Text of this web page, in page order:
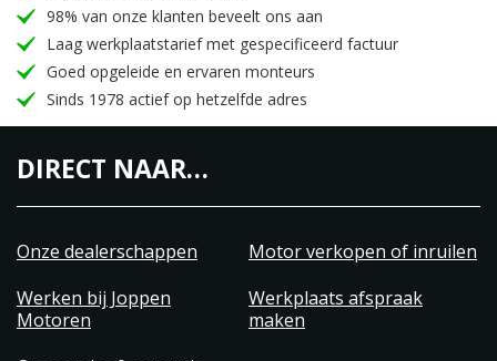
98% van onze klanten beveelt ons aan
Laag werkplaatstarief met gespecificeerd factuur
Goed opgeleide en ervaren monteurs
Sinds 1978 actief op hetzelfde adres
DIRECT NAAR…
Onze dealerschappen
Motor verkopen of inruilen
Werken bij Joppen
Motoren
Werkplaats afspraak
maken